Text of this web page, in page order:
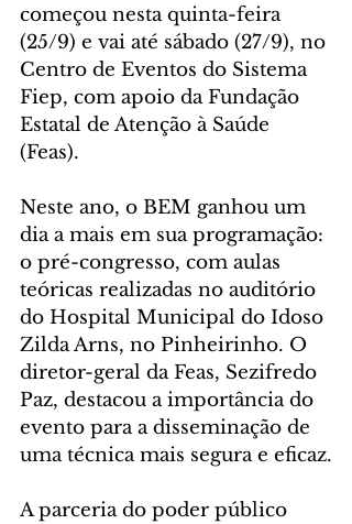
começou nesta quinta-feira
(25/9) e vai até sábado (27/9), no
Centro de Eventos do Sistema
Fiep, com apoio da Fundação
Estatal de Atenção à Saúde
(Feas).
Neste ano, o BEM ganhou um
dia a mais em sua programação:
o pré-congresso, com aulas
teóricas realizadas no auditório
do Hospital Municipal do Idoso
Zilda Arns, no Pinheirinho. O
diretor-geral da Feas, Sezifredo
Paz, destacou a importância do
evento para a disseminação de
uma técnica mais segura e eficaz.
A parceria do poder público